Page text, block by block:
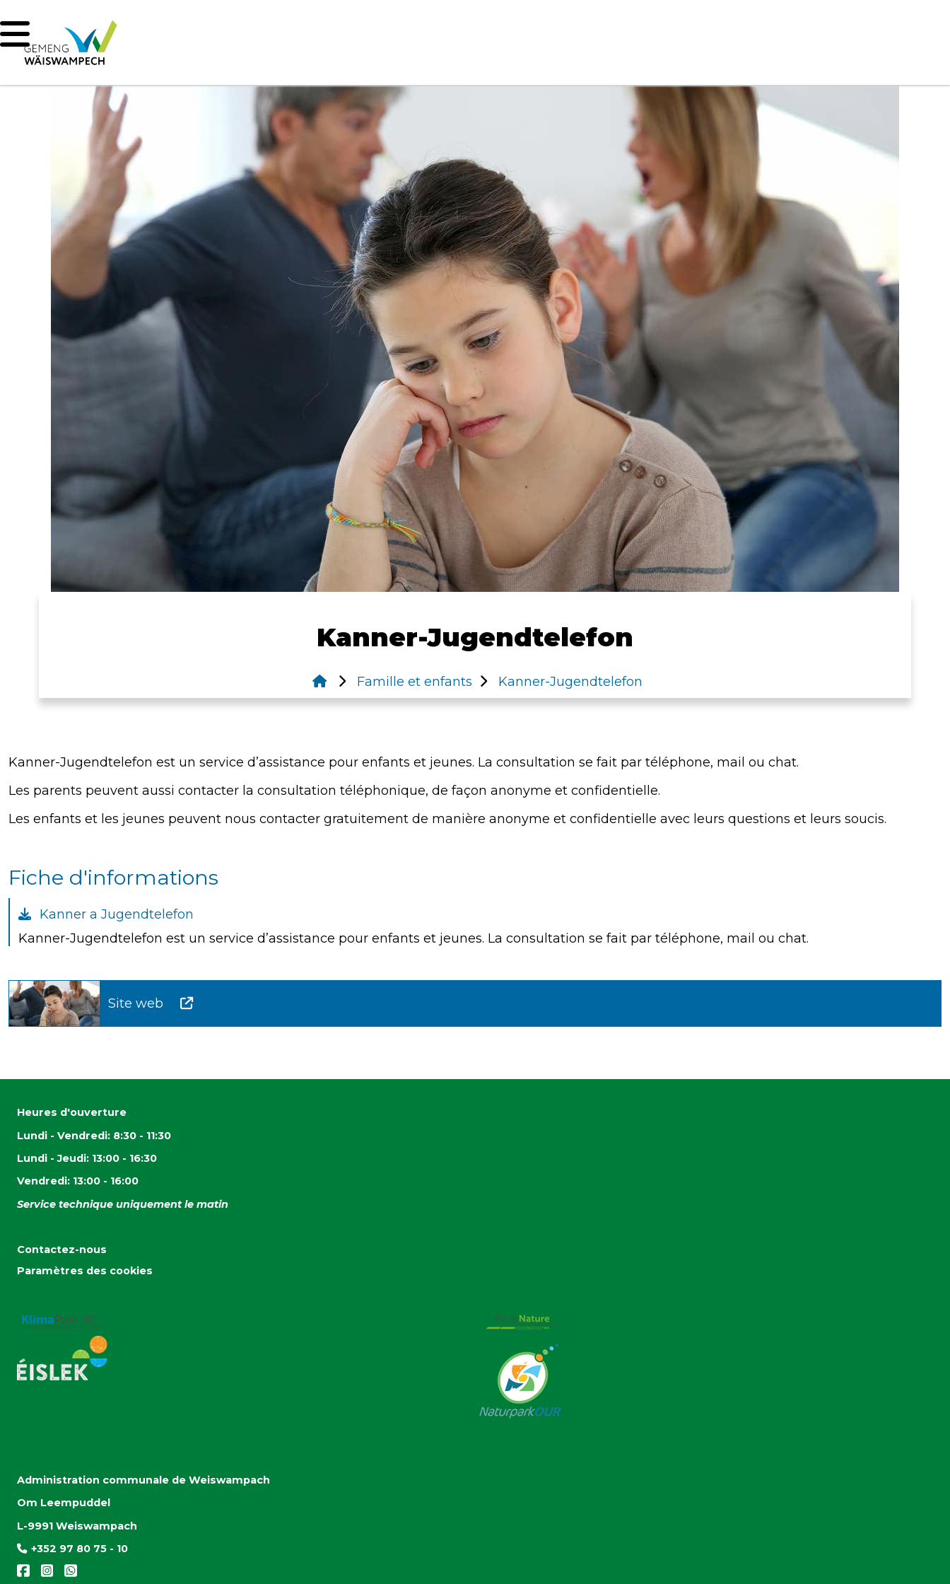
Kanner-Jugendtelefon
Kanner-Jugendtelefon
Famille et enfants
Kanner-Jugendtelefon est un service d’assistance pour enfants et jeunes. La consultation se fait par téléphone, mail ou chat.
Les parents peuvent aussi contacter la consultation téléphonique, de façon anonyme et confidentielle.
Les enfants et les jeunes peuvent nous contacter gratuitement de manière anonyme et confidentielle avec leurs questions et leurs soucis.
Fiche d'informations
Kanner a Jugendtelefon
Kanner-Jugendtelefon est un service d’assistance pour enfants et jeunes. La consultation se fait par téléphone, mail ou chat.
Site web
Administration communale de Weiswampach
Om Leempuddel
L-9991 Weiswampach
+352 97 80 75 - 10
Heures d'ouverture
Lundi - Vendredi: 8:30 - 11:30
Lundi - Jeudi: 13:00 - 16:30
Vendredi: 13:00 - 16:00
Service technique uniquement le matin
Contactez-nous
Paramètres des cookies